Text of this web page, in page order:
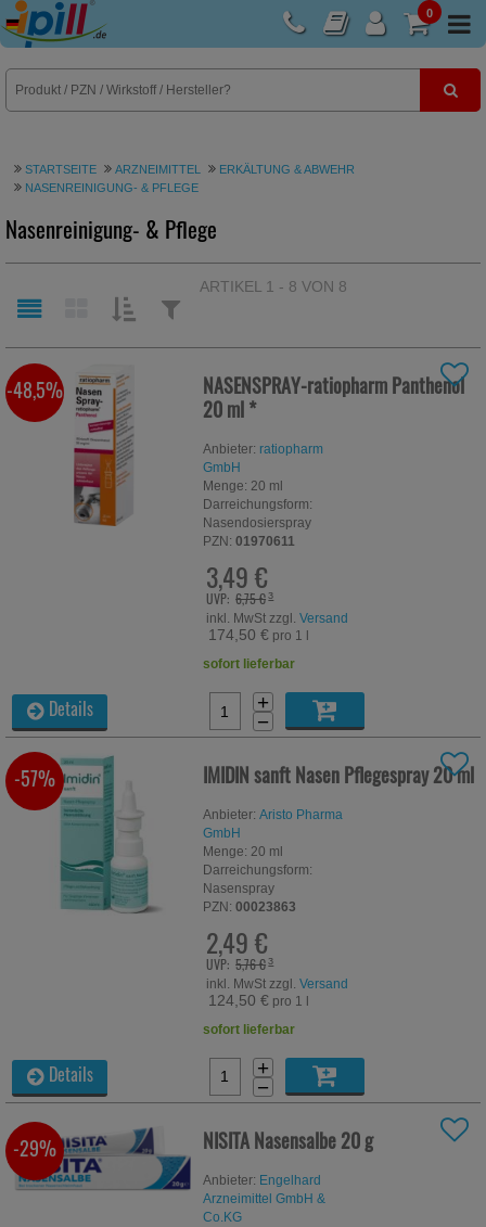
0
E-Rezept
STARTSEITE ARZNEIMITTEL
ERKÄLTUNG & ABWEHR
NASENREINIGUNG- & PFLEGE
Nasenreinigung- & Pflege
SORTIEREN
FILTERN
ARTIKEL 1 - 8 VON 8
NASENSPRAY-ratiopharm Panthenol
20 ml*
Anbieter: ratiopharm
GmbH
Menge: 20 ml
Darreichungsform:
Nasendosierspray
PZN: 01970611
3,49 €
UVP: 6,75 €³
inkl. MwSt zzgl.Versand
174,50 € pro 1 l
-48,5%
sofort lieferbar
+
−
Details
IMIDIN sanft Nasen Pflegespray20 ml
Anbieter: Aristo Pharma
GmbH
Menge: 20 ml
Darreichungsform:
Nasenspray
PZN: 00023863
2,49 €
UVP: 5,76 €³
inkl. MwSt zzgl.Versand
124,50 € pro 1 l
-57%
sofort lieferbar
+
−
Details
NISITA Nasensalbe20 g
Anbieter: Engelhard
Arzneimittel GmbH &
Co.KG
-29%